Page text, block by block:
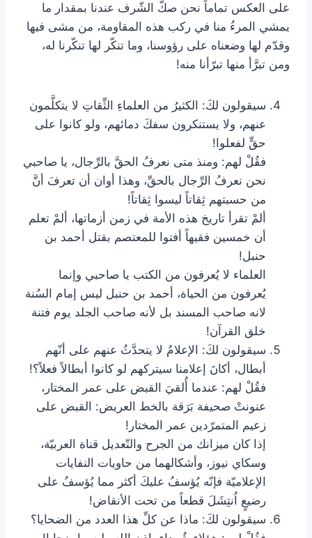
على العكس تماماً نحن صكّ الشّرف عندنا بمقدار ما
يمشي المرءُ منا في ركب هذه المقاومة، من مشى فيها
وقدّم لها وضعناه على رؤوسنا، وما تنكّر لها تنكّرنا له،
ومن تبرَّأ منها تبرّأنا منه!
سيقولون لكَ: الكثيرُ من العلماءِ الثِّقاتِ لا يتكلَّمون
عنهم، ولا يستنكرون سفكَ دمائهم، ولو كانوا على
حقٍّ لفعلوا!
‏فقُلْ لهم: ومنذ متى نعرفُ الحقَّ بالرِّجال، يا صاحبي
نحن نعرفُ الرِّجال بالحقِّ، وهذا أوان أن تعرفَ أنَّ
من حسبتهم ثِقاتاً ليسوا ثِقاتاً!
‏ألمْ تقرأ تاريخ هذه الأمة في زمن أزماتها، ألمْ تعلم
أن خمسين فقيهاً أفتوا للمعتصم بقتل أحمد بن
حنبل!
‏العلماء لا يُعرفون من الكتب يا صاحبي وإنما
يُعرفون من الحياة، أحمد بن حنبل ليس إمام السُنة
لانه صاحب المسند بل لأنه صاحب الجلد يوم فتنة
خلق القرآن!
سيقولون لكَ: الإعلامُ لا يتحدَّثُ عنهم على أنّهم
أبطال، أكانَ إعلامنا سيتركهم لو كانوا أبطالاً فعلاً؟!
‏فقُلْ لهم: عندما أُلقيَ القبض على عمر المختار،
عنونتْ صحيفة بَرَقة بالخط العريض: القبض على
زعيم المتمرّدين عمر المختار!
‏إذا كان ميزانك من الجرح والتّعديل قناة العربيّة،
وسكاي نيوز، وأشكالهما من حاويات النفايات
الإعلاميّة فإنّه يُؤسفُ عليكَ أكثر مما يُؤسفُ على
رضيعٍ اُنتِشَلَ قطعاً من تحت الأنقاض!
سيقولون لكَ: ماذا عن كلِّ هذا العدد من الضحايا؟